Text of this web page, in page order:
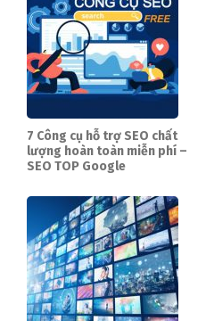
7 Công cụ hỗ trợ SEO chất
lượng hoàn toàn miễn phí –
SEO TOP Google